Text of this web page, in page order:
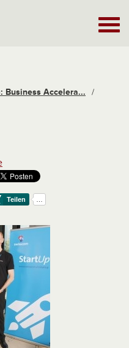
Business Accelera...
/